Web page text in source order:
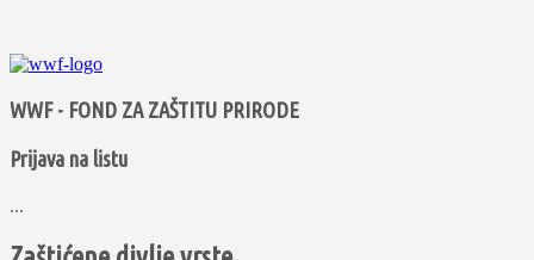
WWF - FOND ZA ZAŠTITU PRIRODE
Prijava na listu
...